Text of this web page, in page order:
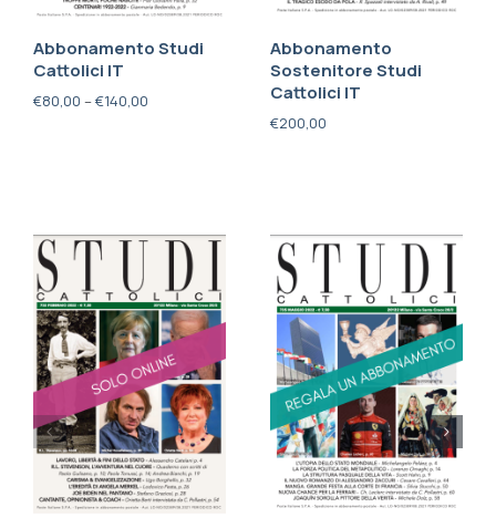
Abbonamento Studi
Cattolici IT
€80,00 –€140,00
Abbonamento
Sostenitore Studi
Cattolici IT
€200,00